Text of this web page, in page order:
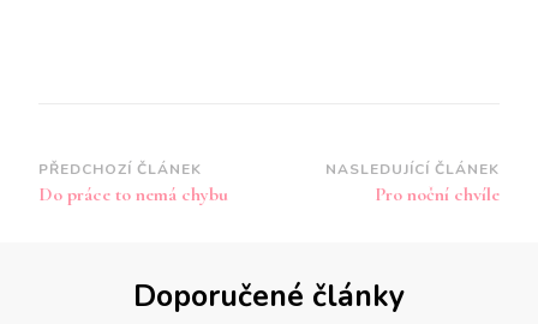
Navigace
příspěvku
PŘEDCHOZÍ ČLÁNEK
Do práce to nemá chybu
NASLEDUJÍCÍ ČLÁNEK
Pro noční chvíle
Doporučené články